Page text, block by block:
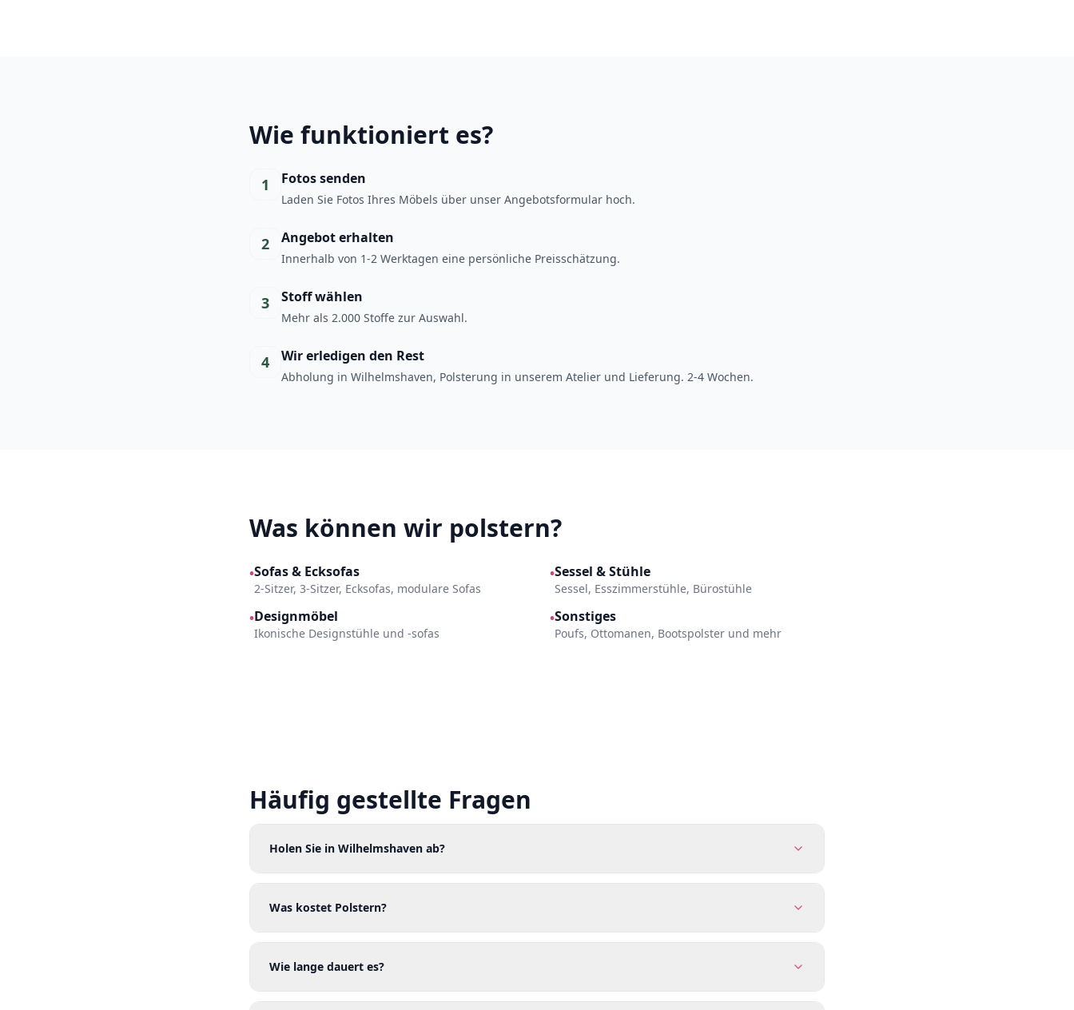
Wie funktioniert es?
1 Fotos senden
Laden Sie Fotos Ihres Möbels über unser Angebotsformular hoch.
2 Angebot erhalten
Innerhalb von 1-2 Werktagen eine persönliche Preisschätzung.
3 Stoff wählen
Mehr als 2.000 Stoffe zur Auswahl.
4 Wir erledigen den Rest
Abholung in Wilhelmshaven, Polsterung in unserem Atelier und Lieferung. 2-4 Wochen.
Was können wir polstern?
•Sofas & Ecksofas
2-Sitzer, 3-Sitzer, Ecksofas, modulare Sofas
•Sessel & Stühle
Sessel, Esszimmerstühle, Bürostühle
•Designmöbel
Ikonische Designstühle und -sofas
•Sonstiges
Poufs, Ottomanen, Bootspolster und mehr
Häufig gestellte Fragen
Holen Sie in Wilhelmshaven ab?
Was kostet Polstern?
Wie lange dauert es?